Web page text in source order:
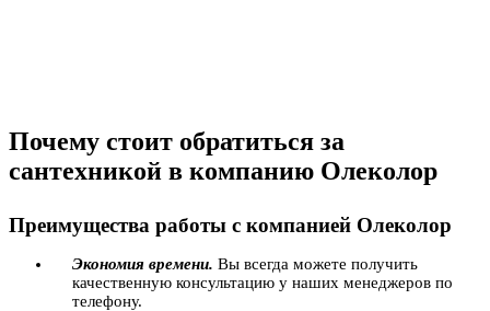
Почему стоит обратиться за
сантехникой в компанию Олеколор
Преимущества работы с компанией Олеколор
Экономия времени. Вы всегда можете получить
качественную консультацию у наших менеджеров по
телефону.